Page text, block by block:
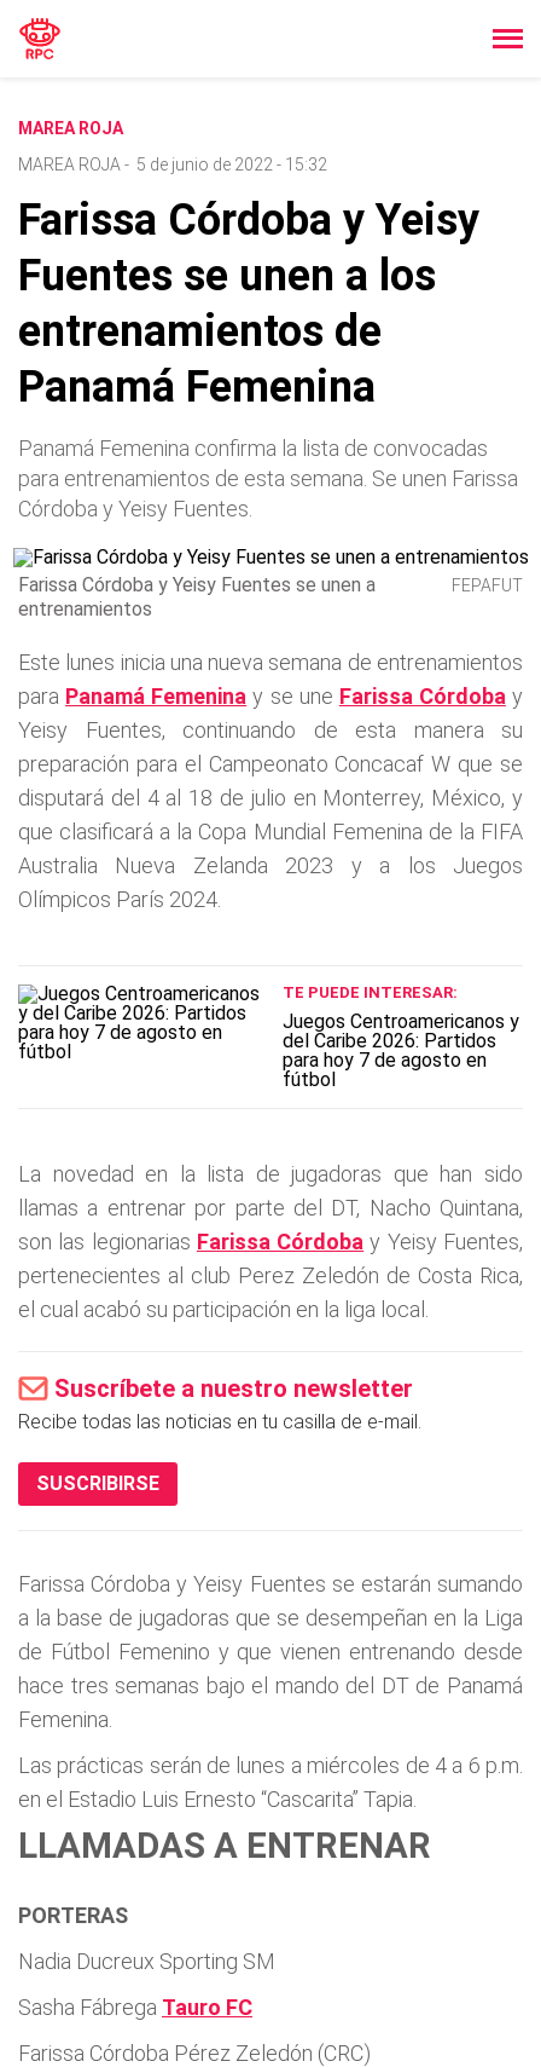
MAREA ROJA
MAREA ROJA - 5 de junio de 2022 - 15:32
Farissa Córdoba y Yeisy
Fuentes se unen a los
entrenamientos de
Panamá Femenina
Panamá Femenina confirma la lista de convocadas
para entrenamientos de esta semana. Se unen Farissa
Córdoba y Yeisy Fuentes.
Farissa Córdoba y Yeisy Fuentes se unen a
entrenamientos
FEPAFUT
Este lunes inicia una nueva semana de entrenamientos
para Panamá Femenina y se une Farissa Córdoba y
Yeisy Fuentes, continuando de esta manera su
preparación para el Campeonato Concacaf W que se
disputará del 4 al 18 de julio en Monterrey, México, y
que clasificará a la Copa Mundial Femenina de la FIFA
Australia Nueva Zelanda 2023 y a los Juegos
Olímpicos París 2024.
TE PUEDE INTERESAR:
Juegos Centroamericanos y
del Caribe 2026: Partidos
para hoy 7 de agosto en
fútbol
La novedad en la lista de jugadoras que han sido
llamas a entrenar por parte del DT, Nacho Quintana,
son las legionarias Farissa Córdoba y Yeisy Fuentes,
pertenecientes al club Perez Zeledón de Costa Rica,
el cual acabó su participación en la liga local.
Suscríbete a nuestro newsletter
Recibe todas las noticias en tu casilla de e-mail.
SUSCRIBIRSE
Farissa Córdoba y Yeisy Fuentes se estarán sumando
a la base de jugadoras que se desempeñan en la Liga
de Fútbol Femenino y que vienen entrenando desde
hace tres semanas bajo el mando del DT de Panamá
Femenina.
Las prácticas serán de lunes a miércoles de 4 a 6 p.m.
en el Estadio Luis Ernesto “Cascarita” Tapia.
LLAMADAS A ENTRENAR
PORTERAS
Nadia Ducreux Sporting SM
Sasha Fábrega Tauro FC
Farissa Córdoba Pérez Zeledón (CRC)